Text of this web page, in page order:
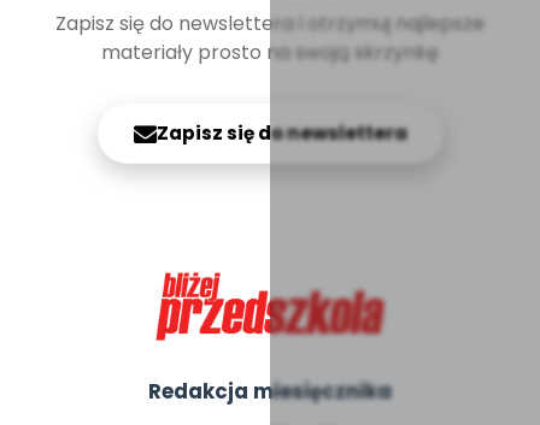
Zapisz się do newslettera i otrzymuj najlepsze
materiały prosto na swoją skrzynkę
Zapisz się do newslettera
Redakcja miesięcznika